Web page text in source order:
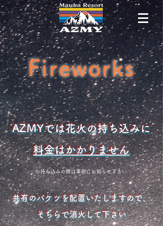
Fireworks
AZMYでは花火の持ち込みに
料金はかかりません
​※持ち込みの際は事前にお知らせ下さい
​共有のバケツを配置いたしますので、
そちらで消火して下さい